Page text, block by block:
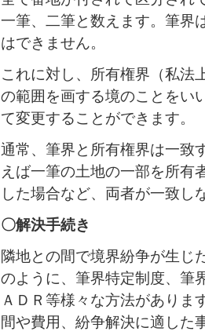
一筆、二筆と数えます。筆界
はできません。
これに対し、所有権界（私法
の範囲を画する境のことをい
て変更することができます。
通常、筆界と所有権界は一致
えば一筆の土地の一部を所有
した場合など、両者が一致し
〇解決手続き
隣地との間で境界紛争が生じ
のように、筆界特定制度、筆
ＡＤＲ等様々な方法がありま
間や費用、紛争解決に適した